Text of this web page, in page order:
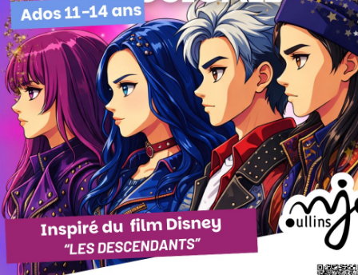
Stage ados: Comédie Musicale "Les
animé par Chloë Roy
Les enfants des personnages Disney se rencontrent pour
meilleur… et pour le pire ! Inspiré de la trilogie Disney
réalisée par Kenny Ortega (2015-2019). Les
chansons seront chantées en anglais !
La semaine est de l’immersion artistique complète :
de l’histoire, apprentissage des textes, des chansons,
chorégraphies, et spectacle en conditions
vendredi 3 juillet, à 17h30, devant la famille !
Tarif: : 195 (adhésion annuelle 2025-2026 obligatoire)
du 29 juin au 3 juillet 2026
S'INSCRIRE